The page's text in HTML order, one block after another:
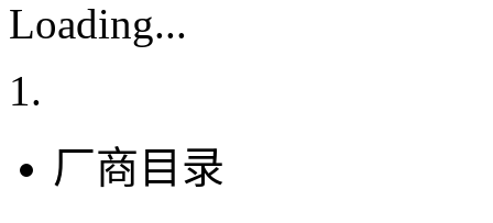
Loading...
厂商目录